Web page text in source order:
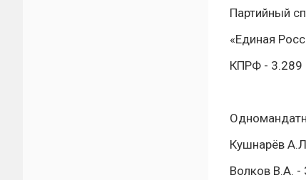
Партийный
«Единая
КПРФ - 3.289
Кушнарёв
Волков В.А. -